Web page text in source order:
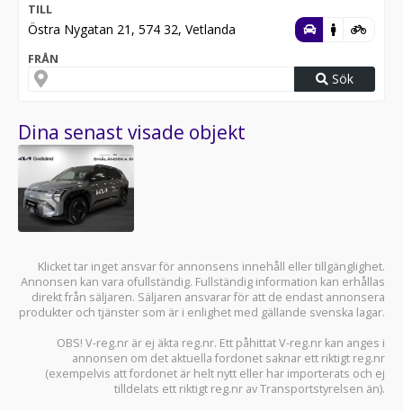
TILL
Östra Nygatan 21, 574 32, Vetlanda
FRÅN
Sök
Dina senast visade objekt
Klicket tar inget ansvar för annonsens innehåll eller tillgänglighet.
Annonsen kan vara ofullständig. Fullständig information kan erhållas
direkt från säljaren. Säljaren ansvarar för att de endast annonsera
produkter och tjänster som är i enlighet med gällande svenska lagar.
OBS! V-reg.nr är ej äkta reg.nr. Ett påhittat V-reg.nr kan anges i
annonsen om det aktuella fordonet saknar ett riktigt reg.nr
(exempelvis att fordonet är helt nytt eller har importerats och ej
tilldelats ett riktigt reg.nr av Transportstyrelsen än).